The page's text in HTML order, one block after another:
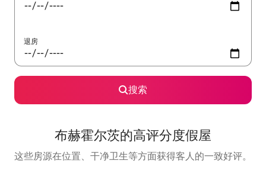
退房
搜索
布赫霍尔茨的高评分度假屋
这些房源在位置、干净卫生等方面获得客人的一致好评。